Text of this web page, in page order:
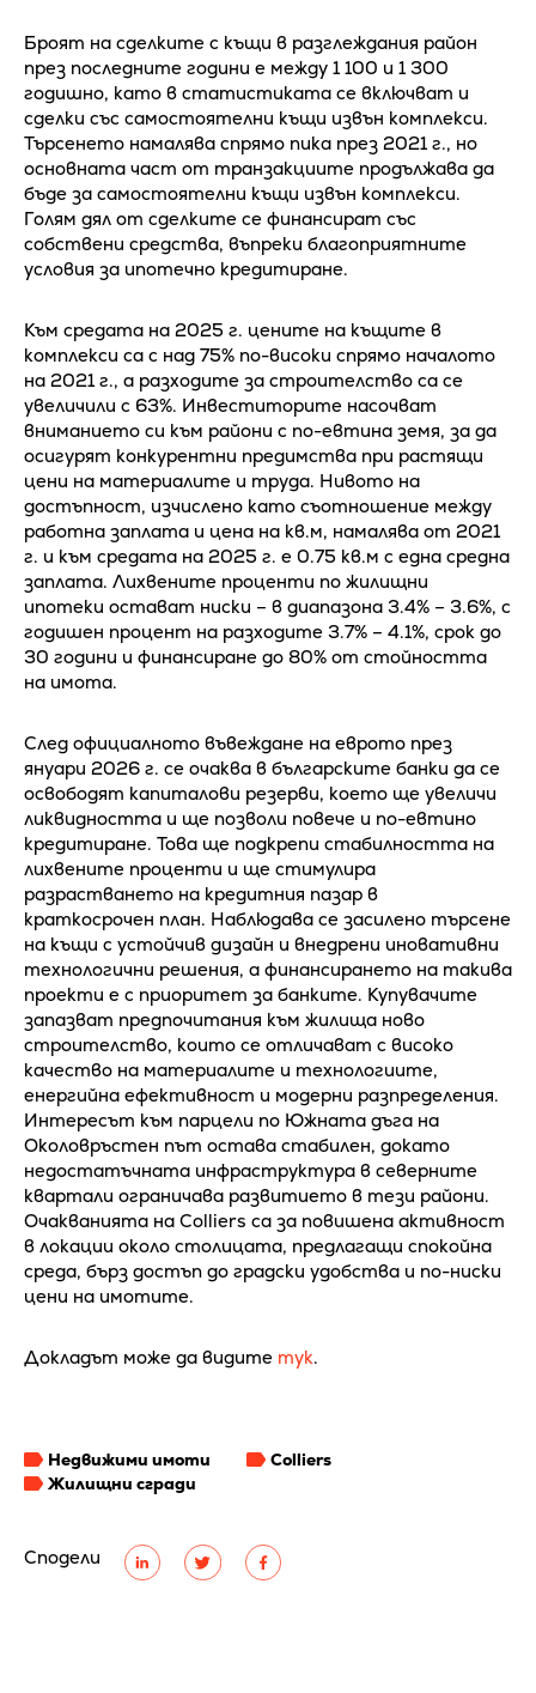
Сподели
Броят на сделките с къщи в разглеждания район
през последните години е между 1 100 и 1 300
годишно, като в статистиката се включват и
сделки със самостоятелни къщи извън комплекси.
Търсенето намалява спрямо пика през 2021 г., но
основната част от транзакциите продължава да
бъде за самостоятелни къщи извън комплекси.
Голям дял от сделките се финансират със
собствени средства, въпреки благоприятните
условия за ипотечно кредитиране.
Към средата на 2025 г. цените на къщите в
комплекси са с над 75% по-високи спрямо началото
на 2021 г., а разходите за строителство са се
увеличили с 63%. Инвеститорите насочват
вниманието си към райони с по-евтина земя, за да
осигурят конкурентни предимства при растящи
цени на материалите и труда. Нивото на
достъпност, изчислено като съотношение между
работна заплата и цена на кв.м, намалява от 2021
г. и към средата на 2025 г. е 0.75 кв.м с една средна
заплата. Лихвените проценти по жилищни
ипотеки остават ниски – в диапазона 3.4% – 3.6%, с
годишен процент на разходите 3.7% – 4.1%, срок до
30 години и финансиране до 80% от стойността
на имота.
След официалното въвеждане на еврото през
януари 2026 г. се очаква в българските банки да се
освободят капиталови резерви, което ще увеличи
ликвидността и ще позволи повече и по-евтино
кредитиране. Това ще подкрепи стабилността на
лихвените проценти и ще стимулира
разрастването на кредитния пазар в
краткосрочен план. Наблюдава се засилено търсене
на къщи с устойчив дизайн и внедрени иновативни
технологични решения, а финансирането на такива
проекти е с приоритет за банките. Купувачите
запазват предпочитания към жилища ново
строителство, които се отличават с високо
качество на материалите и технологиите,
енергийна ефективност и модерни разпределения.
Интересът към парцели по Южната дъга на
Околовръстен път остава стабилен, докато
недостатъчната инфраструктура в северните
квартали ограничава развитието в тези райони.
Очакванията на Colliers са за повишена активност
в локации около столицата, предлагащи спокойна
среда, бърз достъп до градски удобства и по-ниски
цени на имотите.
Докладът може да видите тук.
Недвижими имоти
Colliers
Жилищни сгради